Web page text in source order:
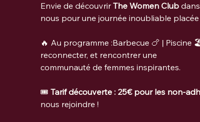
Envie de découvrir The Women Club dans
nous pour une journée inoubliable
🔥 Au programme :Barbecue 🍗 | Piscine
reconnecter, et rencontrer une
communauté de femmes inspirantes.
🎟️ Tarif découverte : 25€ pour les non-
nous rejoindre !